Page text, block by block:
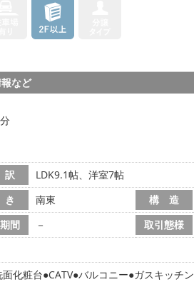
など
LDK9.1帖、洋室7帖
南東 構 造
間 － 取引態様
化粧台 CATV バルコニー ガスキッチン